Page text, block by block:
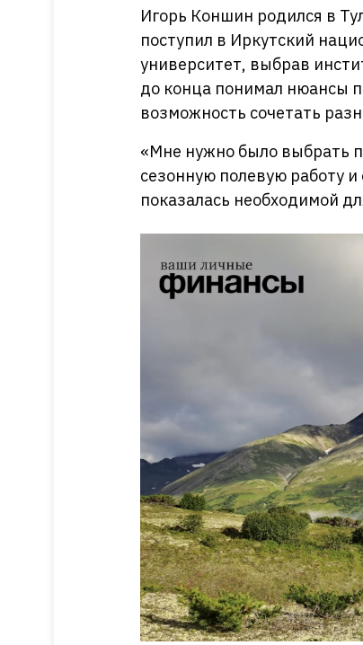
Игорь Коншин родился в
поступил в Иркутский
университет, выбрав
до конца понимал нюансы
возможность сочетать
«Мне нужно было выбрать
сезонную полевую работу
показалась необходимой